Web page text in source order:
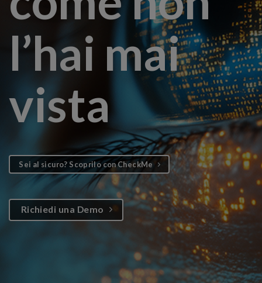
l’hai mai
vista
Sei al sicuro? Scoprilo con CheckMe
Richiedi una Demo